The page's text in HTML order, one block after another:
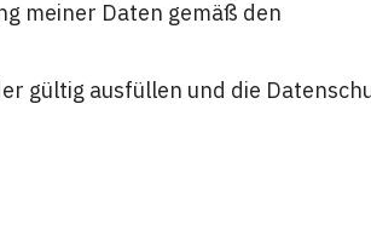
meiner Daten gemäß den
gültig ausfüllen und die